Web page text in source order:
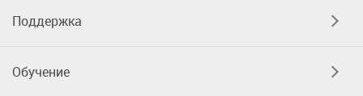
Поддержка
Обучение